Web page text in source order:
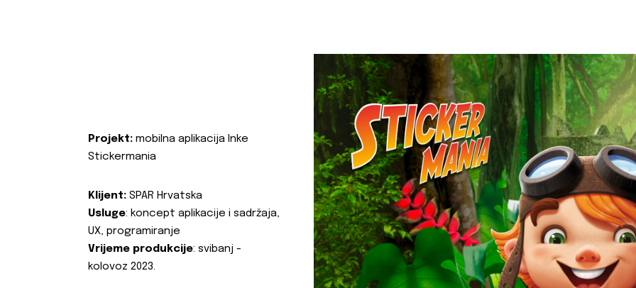
Projekt: mobilna aplikacija Inke
Stickermania
Klijent: SPAR Hrvatska
Usluge: koncept aplikacije i sadržaja,
UX, programiranje
Vrijeme produkcije: svibanj -
kolovoz 2023.